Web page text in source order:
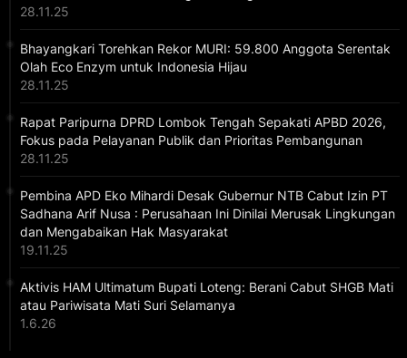
28.11.25
Bhayangkari Torehkan Rekor MURI: 59.800 Anggota Serentak
Olah Eco Enzym untuk Indonesia Hijau
28.11.25
Rapat Paripurna DPRD Lombok Tengah Sepakati APBD 2026,
Fokus pada Pelayanan Publik dan Prioritas Pembangunan
28.11.25
Pembina APD Eko Mihardi Desak Gubernur NTB Cabut Izin PT
Sadhana Arif Nusa : Perusahaan Ini Dinilai Merusak Lingkungan
dan Mengabaikan Hak Masyarakat
19.11.25
Aktivis HAM Ultimatum Bupati Loteng: Berani Cabut SHGB Mati
atau Pariwisata Mati Suri Selamanya
1.6.26